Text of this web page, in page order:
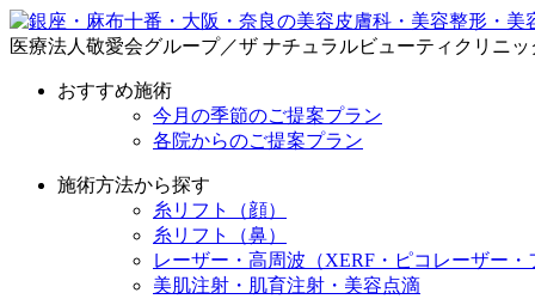
医療法人敬愛会グループ／ザ ナチュラルビューティクリニ
おすすめ施術
今月の季節のご提案プラン
各院からのご提案プラン
施術方法から探す
糸リフト（顔）
糸リフト（鼻）
レーザー・高周波（XERF・ピコレーザー・
美肌注射・肌育注射・美容点滴